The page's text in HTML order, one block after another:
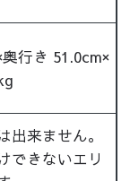
行き 51.0cm×
来ません。
できないエリ